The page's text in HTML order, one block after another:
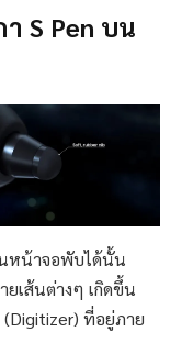
S Pen บน
นหน้าจอพับได้นั้น
ยเส้นต่างๆ เกิดขึ้น
(Digitizer) ที่อยู่ภาย